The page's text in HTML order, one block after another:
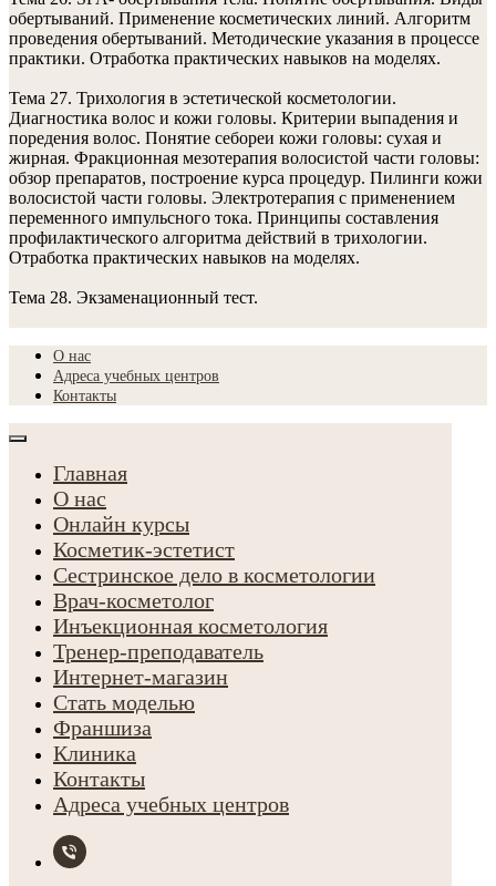
обертываний. Применение косметических линий. Алгоритм
проведения обертываний. Методические указания в процессе
практики. Отработка практических навыков на моделях.
Тема 27. Трихология в эстетической косметологии.
Диагностика волос и кожи головы. Критерии выпадения и
поредения волос. Понятие себореи кожи головы: сухая и
жирная. Фракционная мезотерапия волосистой части головы:
обзор препаратов, построение курса процедур. Пилинги кожи
волосистой части головы. Электротерапия с применением
переменного импульсного тока. Принципы составления
профилактического алгоритма действий в трихологии.
Отработка практических навыков на моделях.
Тема 28. Экзаменационный тест.
О нас
Адреса учебных центров
Контакты
Главная
О нас
Онлайн курсы
Косметик-эстетист
Сестринское дело в косметологии
Врач-косметолог
Инъекционная косметология
Тренер-преподаватель
Интернет-магазин
Стать моделью
Франшиза
Клиника
Контакты
Адреса учебных центров